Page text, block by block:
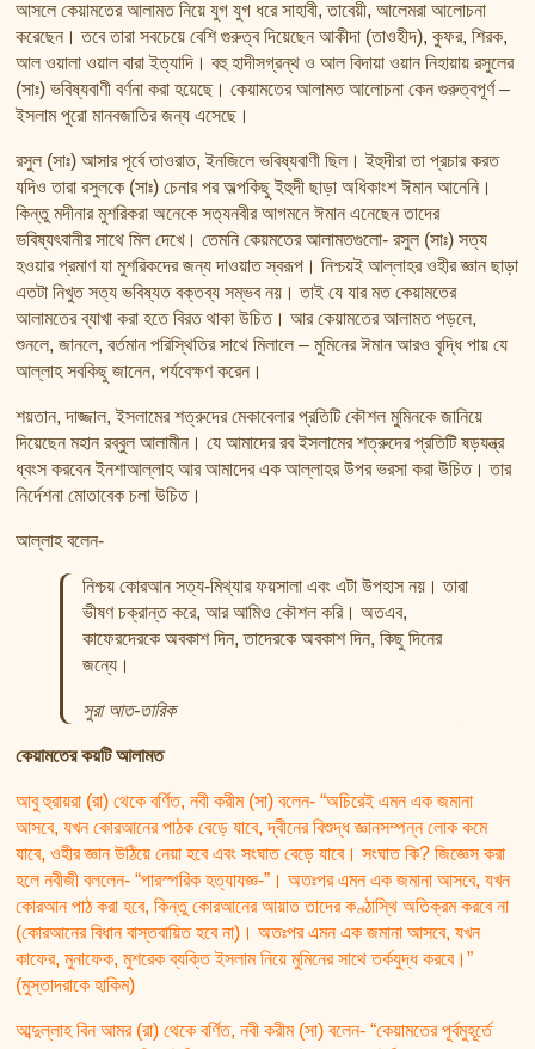
শায়খ আহমদ মুসা জিবরীলের বই সমূহ
আসলে কেয়ামতের আলামত নিয়ে যুগ যুগ ধরে সাহাবী, তাবেয়ী, আলেমরা আলোচনা
করেছেন। তবে তারা সবচেয়ে বেশি গুরুত্ব দিয়েছেন আকীদা (তাওহীদ), কুফর, শিরক,
আল ওয়ালা ওয়াল বারা ইত্যাদি। বহু হাদীসগ্রন্থ ও আল বিদায়া ওয়ান নিহায়ায় রসুলের
(সাঃ) ভবিষ্যবাণী বর্ণনা করা হয়েছে। কেয়ামতের আলামত আলোচনা কেন গুরুত্বপূর্ণ –
ইসলাম পুরো মানবজাতির জন্য এসেছে।
রসুল (সাঃ) আসার পূর্বে তাওরাত, ইনজিলে ভবিষ্যবাণী ছিল। ইহুদীরা তা প্রচার করত
যদিও তারা রসুলকে (সাঃ) চেনার পর অল্পকিছু ইহুদী ছাড়া অধিকাংশ ঈমান আনেনি।
কিন্তু মদীনার মুশরিকরা অনেকে সত্যনবীর আগমনে ঈমান এনেছেন তাদের
ভবিষ্যৎবানীর সাথে মিল দেখে। তেমনি কেয়মতের আলামতগুলো- রসুল (সাঃ) সত্য
হওয়ার প্রমাণ যা মুশরিকদের জন্য দাওয়াত স্বরূপ। নিশ্চয়ই আল্লাহর ওহীর জ্ঞান ছাড়া
এতটা নিখুত সত্য ভবিষ্যত বক্তব্য সম্ভব নয়। তাই যে যার মত কেয়ামতের
আলামতের ব্যাখা করা হতে বিরত থাকা উচিত। আর কেয়ামতের আলামত পড়লে,
শুনলে, জানলে, বর্তমান পরিস্থিতির সাথে মিলালে – মুমিনের ঈমান আরও বৃদ্ধি পায় যে
আল্লাহ সবকিছু জানেন, পর্যবেক্ষণ করেন।
শয়তান, দাজ্জাল, ইসলামের শত্রুদের মেকাবেলার প্রতিটি কৌশল মুমিনকে জানিয়ে
দিয়েছেন মহান রব্বুল আলামীন। যে আমাদের রব ইসলামের শত্রুদের প্রতিটি ষড়যন্ত্র
ধ্বংস করবেন ইনশাআল্লাহ আর আমাদের এক আল্লাহর উপর ভরসা করা উচিত। তার
নির্দেশনা মোতাবেক চলা উচিত।
আল্লাহ বলেন-
নিশ্চয় কোরআন সত্য-মিথ্যার ফয়সালা এবং এটা উপহাস নয়। তারা
ভীষণ চক্রান্ত করে, আর আমিও কৌশল করি। অতএব,
কাফেরদেরকে অবকাশ দিন, তাদেরকে অবকাশ দিন, কিছু দিনের
জন্যে।
সুরা আত-তারিক
কেয়ামতের কয়টি আলামত
আবু হুরায়রা (রা) থেকে বর্ণিত, নবী করীম (সা) বলেন- “অচিরেই এমন এক জমানা
আসবে, যখন কোরআনের পাঠক বেড়ে যাবে, দ্বীনের বিশুদ্ধ জ্ঞানসম্পন্ন লোক কমে
যাবে, ওহীর জ্ঞান উঠিয়ে নেয়া হবে এবং সংঘাত বেড়ে যাবে। সংঘাত কি? জিজ্ঞেস করা
হলে নবীজী বললেন- “পারস্পরিক হত্যাযজ্ঞ-”। অতঃপর এমন এক জমানা আসবে, যখন
কোরআন পাঠ করা হবে, কিন্তু কোরআনের আয়াত তাদের কণ্ঠাস্থি অতিক্রম করবে না
(কোরআনের বিধান বাস্তবায়িত হবে না)। অতঃপর এমন এক জমানা আসবে, যখন
কাফের, মুনাফেক, মুশরেক ব্যক্তি ইসলাম নিয়ে মুমিনের সাথে তর্কযুদ্ধ করবে।”
(মুস্তাদরাকে হাকিম)
আব্দুল্লাহ বিন আমর (রা) থেকে বর্ণিত, নবী করীম (সা) বলেন- “কেয়ামতের পূর্বমুহূর্তে